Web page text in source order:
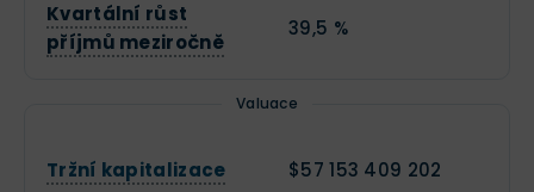
Kvartální růst
příjmů meziročně
39,5 %
Valuace
Tržní kapitalizace $57 153 409 202